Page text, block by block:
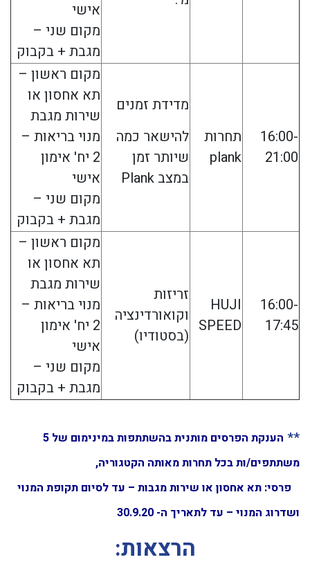
אישי
מקום שני –
מגבת + בקבוק
16:00-
21:00
תחרות
plank
מדידת זמנים
להישאר כמה
שיותר זמן
במצב Plank
מקום ראשון –
תא אחסון או
שירות מגבת
מנוי בריאות –
2 יח' אימון
אישי
מקום שני –
מגבת + בקבוק
16:00-
17:45
HUJI
SPEED
זריזות
וקואורדינציה
(בסטודיו)
מקום ראשון –
תא אחסון או
שירות מגבת
מנוי בריאות –
2 יח' אימון
אישי
מקום שני –
מגבת + בקבוק
**
הענקת הפרסים מותנית בהשתתפות במינימום של 5
משתתפים/ות בכל תחרות מאותה הקטגוריה,
פרסי: תא אחסון או שירות מגבות – עד לסיום תקופת המנוי
ושדרוג המנוי – עד לתאריך ה- 30.9.20
הרצאות: